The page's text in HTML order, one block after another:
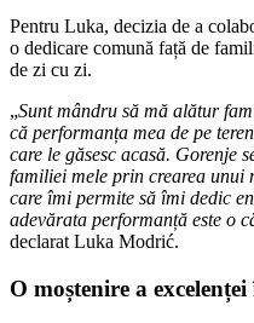
Pentru Luka, decizia de a
o dedicare comună față de
de zi cu zi.
„Sunt mândru să mă alătur
că performanța mea de pe
care le găsesc acasă. Gorenje
familiei mele prin crearea unui
care îmi permite să îmi dedic
adevărata performanță este o
declarat Luka Modrić.
O moștenire a